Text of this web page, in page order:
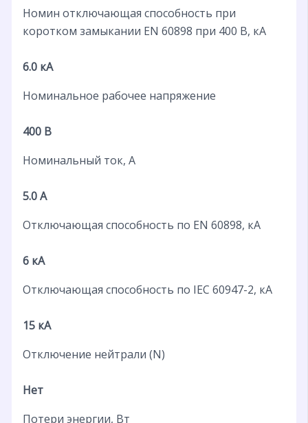
Номин отключающая способность при
коротком замыкании EN 60898 при 400 В, кА
6.0 кА
Номинальное рабочее напряжение
400 В
Номинальный ток, А
5.0 А
Отключающая способность по EN 60898, кА
6 кА
Отключающая способность по IEC 60947-2, кА
15 кА
Отключение нейтрали (N)
Нет
Потери энергии, Вт